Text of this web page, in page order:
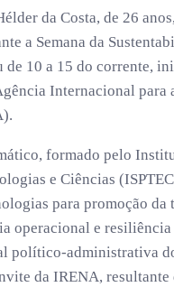
da Costa, de 26
a Semana da
de 10 a 15 do corrente,
Internacional para
formado pelo
e Ciências
para promoção da
operacional e
político-administrativa
da IRENA, resultante